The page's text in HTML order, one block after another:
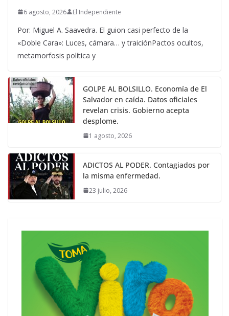
6 agosto, 2026 El Independiente
Por: Miguel A. Saavedra. El guion casi perfecto de la
«Doble Cara»: Luces, cámara… y traiciónPactos ocultos,
metamorfosis política y
GOLPE AL BOLSILLO. Economía de El
Salvador en caída. Datos oficiales
revelan crisis. Gobierno acepta
desplome.
1 agosto, 2026
ADICTOS AL PODER. Contagiados por
la misma enfermedad.
23 julio, 2026